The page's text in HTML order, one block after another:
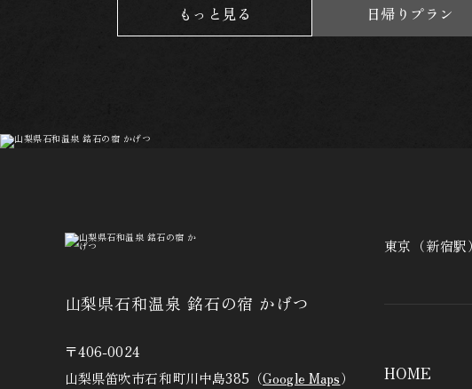
もっと見る 日帰りプラン
山梨県石和温泉 銘石の宿 かげつ
〒406-0024
山梨県笛吹市石和町川中島385（Google Maps）
東京（新宿
HOME